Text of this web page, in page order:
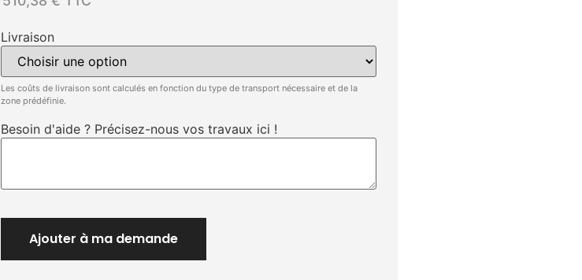
Livraison
Les coûts de livraison sont calculés en fonction du type de transport nécessaire et de la
zone prédéfinie.
Besoin d'aide ? Précisez-nous vos travaux ici !
Ajouter à ma demande